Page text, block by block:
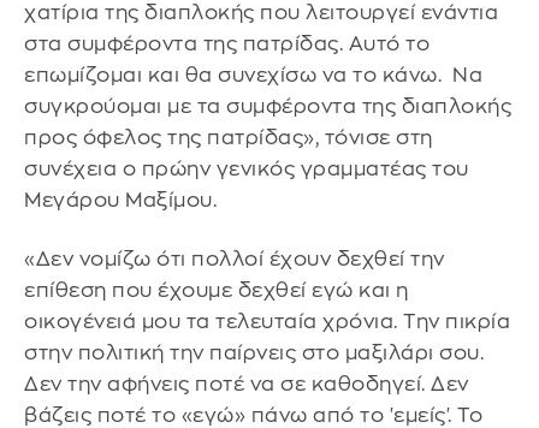
χατίρια της διαπλοκής που λειτουργεί ενάντια
στα συμφέροντα της πατρίδας. Αυτό το
επωμίζομαι και θα συνεχίσω να το κάνω. Να
συγκρούομαι με τα συμφέροντα της διαπλοκής
προς όφελος της πατρίδας», τόνισε στη
συνέχεια ο πρώην γενικός γραμματέας του
Μεγάρου Μαξίμου.
«Δεν νομίζω ότι πολλοί έχουν δεχθεί την
επίθεση που έχουμε δεχθεί εγώ και η
οικογένειά μου τα τελευταία χρόνια. Την πικρία
στην πολιτική την παίρνεις στο μαξιλάρι σου.
Δεν την αφήνεις ποτέ να σε καθοδηγεί. Δεν
βάζεις ποτέ το «εγώ» πάνω από το 'εμείς'. Το